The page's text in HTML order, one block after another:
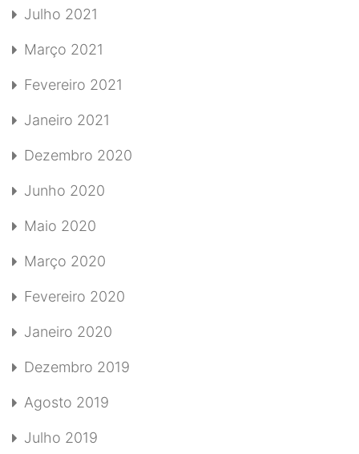
Julho 2021
Março 2021
Fevereiro 2021
Janeiro 2021
Dezembro 2020
Junho 2020
Maio 2020
Março 2020
Fevereiro 2020
Janeiro 2020
Dezembro 2019
Agosto 2019
Julho 2019